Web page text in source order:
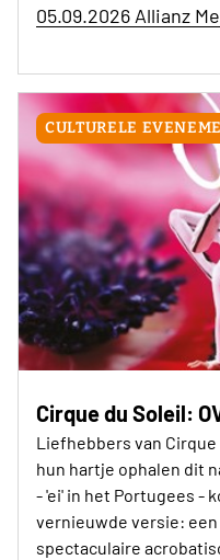
05.09.2026 Allianz
CULTURELE
Cirque du Soleil:
Liefhebbers van
hun hartje ophalen dit
- 'ei' in het Portugees -
vernieuwde versie:
spectaculaire